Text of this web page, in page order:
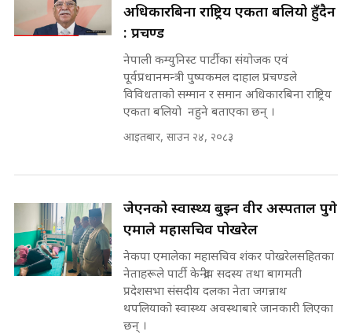
SIDHAKURA ||
सहकारी पीडितसँग मन्त्री प्रतिभा रावलले
भनिन्–साथ दिनुहोस्, दबाब होइन ||
Sidhakura || Pratibha Rawal
SIDHAKURA ||
कहिले बन्ला चक्रपथ ? विस्तार कार्यमा
किन भइरहेछ ढिलाइ ?The Ring Road
Expansion Dilemma |
SIDHAKURA |
घुसको डिल गर्ने मन्त्रीकाे राजिनामा,
भूमिसुधार मन्त्रीलाई जोगाइदै ! ||
SIDHAKURA ||
७८ लाख घुस खाने मन्त्री ! जोगाउने
प्रधानमन्त्री ? || SIDHAKURA ||
SIDHAKURA INVESTIGATION
मन्त्री र पूर्व मन्त्रीको ७८ लाख घुस डिलको
अडियो | FULL AUDIO |
SIDHAKURA |
मन्त्री राजकुमारलाई घुस दिने विचौलीया
पूर्व मन्त्री रञ्जिता || SIDHAKURA
अधिकारबिना राष्ट्रिय एकता बलियो हुँदैन
: प्रचण्ड
नेपाली कम्युनिस्ट पार्टीका संयोजक एवं
पूर्वप्रधानमन्त्री पुष्पकमल दाहाल प्रचण्डले
विविधताको सम्मान र समान अधिकारबिना राष्ट्रिय
एकता बलियो नहुने बताएका छन् ।
आइतबार, साउन २४, २०८३
जेएनको स्वास्थ्य बुझ्न वीर अस्पताल पुगे
एमाले महासचिव पोखरेल
नेकपा एमालेका महासचिव शंकर पोखरेलसहितका
नेताहरूले पार्टी केन्द्रीय सदस्य तथा बागमती
प्रदेशसभा संसदीय दलका नेता जगन्नाथ
थपलियाको स्वास्थ्य अवस्थाबारे जानकारी लिएका
छन् ।